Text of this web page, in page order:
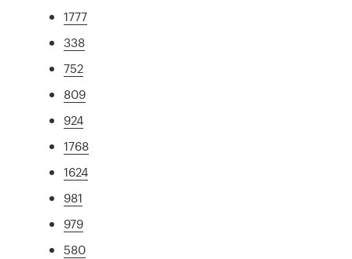
1777
338
752
809
924
1768
1624
981
979
580